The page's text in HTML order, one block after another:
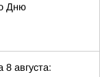
Дню
августа: